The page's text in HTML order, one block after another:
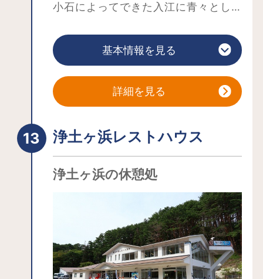
小石によってできた入江に青々とした
国指定名勝にもなっています。かつて
この地を訪れた僧侶が「さながら極楽
この名がついたとされています。
波が穏やかで、透明な海では夏の海水
の水浴場88選」などに選ばれていま
す。
付近にあるビジターセンターや岩手県
を見に行くのもおすすめです。遊歩道
が整備されており、絶景が見られる展
望台もあります。食事ができ、おみや
げ探しもできるレストハウスは休憩に
ぴったり。
基本情報を見る
詳細を見る
浄土ヶ浜レストハウス
浄土ヶ浜の休憩処